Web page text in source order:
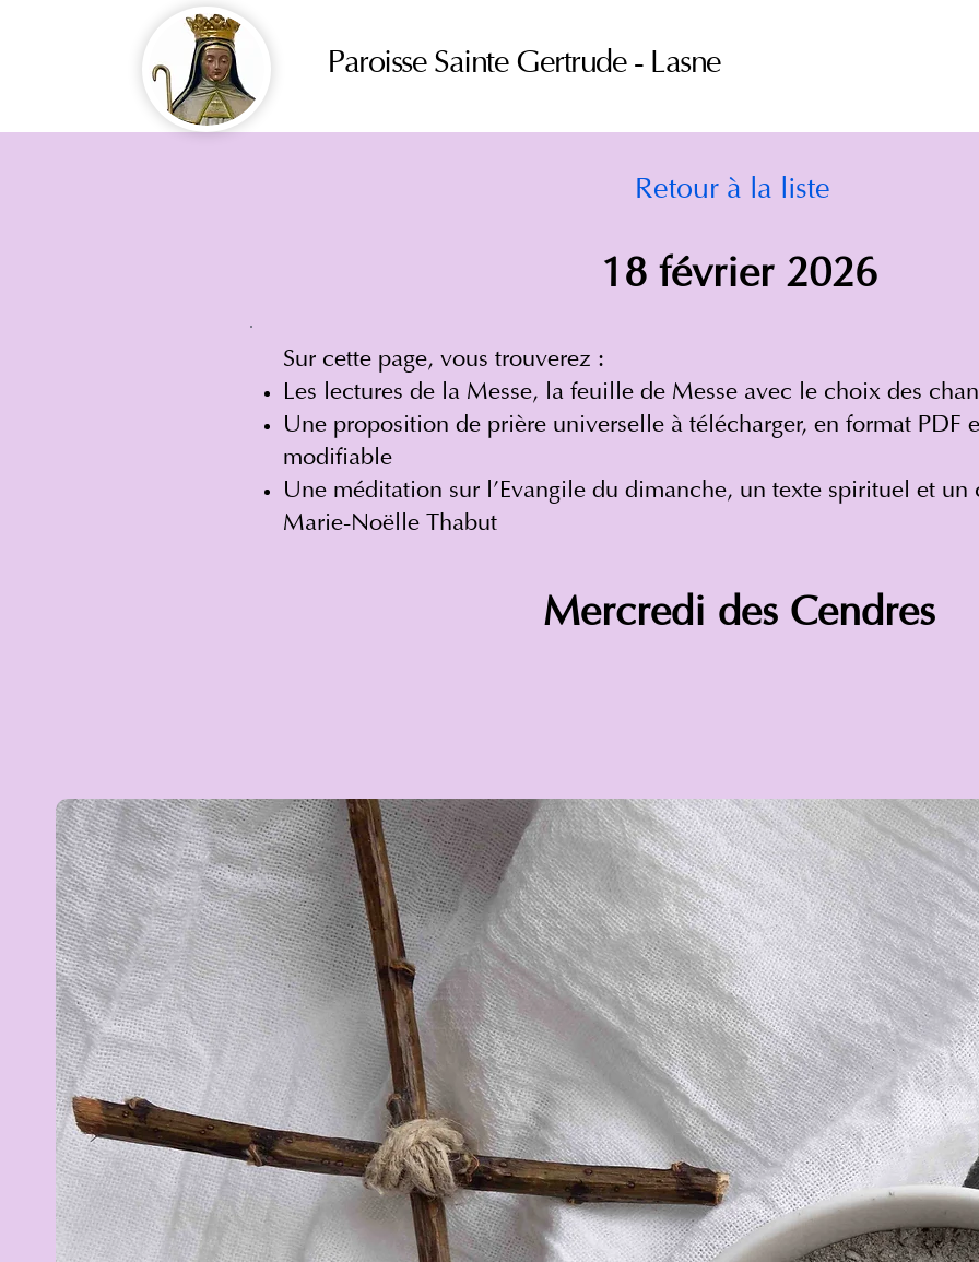
Paroisse Sainte Gertrude - Lasne
Retour à la liste
18 février 2026
Sur cette page, vous trouverez :
Les lectures de la Messe, la feuille de Messe avec le choix des
Une proposition de prière universelle à télécharger, en format PDF​
modifiable
Une méditation sur l'Evangile du dimanche, un texte spirituel et un
Marie-Noëlle Thabut
Mercredi des Cendres